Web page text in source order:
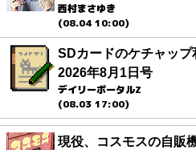
西村まさゆき
(08.04 10:00)
SDカードのケチャッ
2026年8月1日号
デイリーポータルZ
(08.03 17:00)
現役、コスモスの自販